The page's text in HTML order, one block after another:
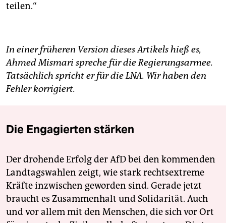
teilen.“
In einer früheren Version dieses Artikels hieß es,
Ahmed Mismari spreche für die Regierungsarmee.
Tatsächlich spricht er für die LNA. Wir haben den
Fehler korrigiert.
Die Engagierten stärken
Der drohende Erfolg der AfD bei den kommenden
Landtagswahlen zeigt, wie stark rechtsextreme
Kräfte inzwischen geworden sind. Gerade jetzt
braucht es Zusammenhalt und Solidarität. Auch
und vor allem mit den Menschen, die sich vor Ort